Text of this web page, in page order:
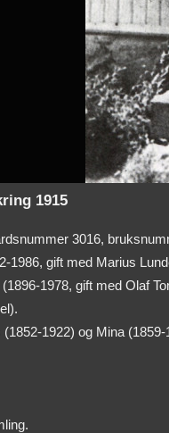
1915
3016,
1986, gift med Marius
1978, gift med Olaf
1922) og Mina